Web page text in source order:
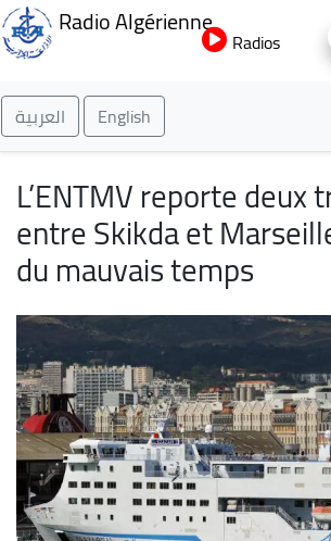
au
Radio Algérienne
Radios
العربية English
L’ENTMV reporte deux
entre Skikda et
du mauvais temps